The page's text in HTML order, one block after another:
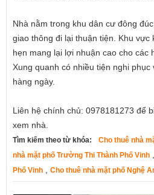
Nhà nằm trong khu dân cư đông
giao thông đi lại thuận tiện. Khu vực
hẹn mang lại lợi nhuận cao cho các
Xung quanh có nhiều tiện nghi
hàng ngày.
Liên hệ chính chủ: 0978181273 để
xem nhà.
Tìm kiếm theo từ khóa: Cho thuê nhà
nhà mặt phố Trường Thi Thành Phố Vinh
Phố Vinh
Cho thuê nhà mặt phố Nghệ